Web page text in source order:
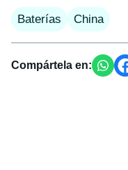
Baterías China
Compártela en: